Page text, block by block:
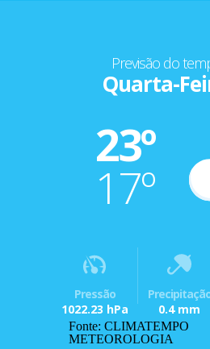
Previsão do
Quarta-
23º
17º
Pressão
1022.23 hPa
0.4 mm
Fonte: CLIMATEMPO
METEOROLOGIA